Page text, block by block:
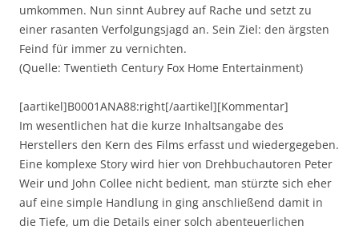
umkommen. Nun sinnt Aubrey auf Rache und setzt zu
einer rasanten Verfolgungsjagd an. Sein Ziel: den ärgsten
Feind für immer zu vernichten.
(Quelle: Twentieth Century Fox Home Entertainment)
[aartikel]B0001ANA88:right[/aartikel][Kommentar]
Im wesentlichen hat die kurze Inhaltsangabe des
Herstellers den Kern des Films erfasst und wiedergegeben.
Eine komplexe Story wird hier von Drehbuchautoren Peter
Weir und John Collee nicht bedient, man stürzte sich eher
auf eine simple Handlung in ging anschließend damit in
die Tiefe, um die Details einer solch abenteuerlichen